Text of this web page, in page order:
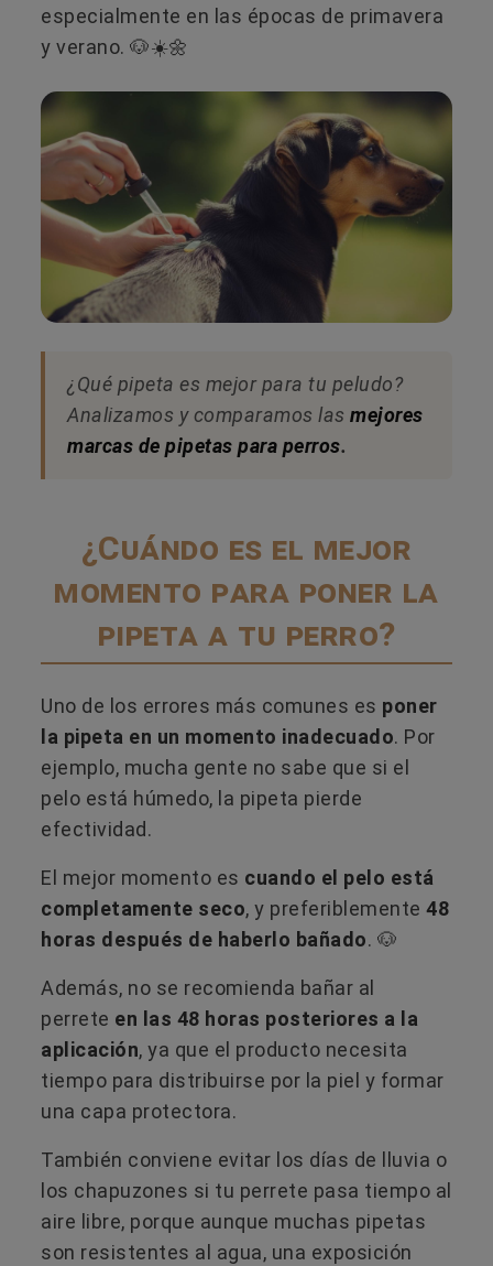
especialmente en las épocas de primavera
y verano. 🐶☀️🌼
¿Qué pipeta es mejor para tu peludo?
Analizamos y comparamos las mejores
marcas de pipetas para perros.
¿Cuándo es el mejor
momento para poner la
pipeta a tu perro?
Uno de los errores más comunes es poner
la pipeta en un momento inadecuado. Por
ejemplo, mucha gente no sabe que si el
pelo está húmedo, la pipeta pierde
efectividad.
El mejor momento es cuando el pelo está
completamente seco, y preferiblemente 48
horas después de haberlo bañado. 🐶
Además, no se recomienda bañar al
perrete en las 48 horas posteriores a la
aplicación, ya que el producto necesita
tiempo para distribuirse por la piel y formar
una capa protectora.
También conviene evitar los días de lluvia o
los chapuzones si tu perrete pasa tiempo al
aire libre, porque aunque muchas pipetas
son resistentes al agua, una exposición